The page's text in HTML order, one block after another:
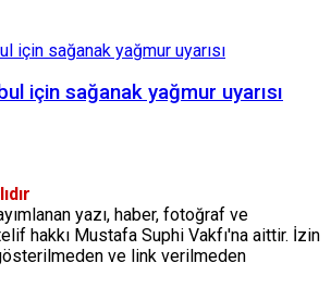
için sağanak yağmur uyarısı
yazı, haber, fotoğraf ve
hakkı Mustafa Suphi Vakfı'na aittir. İzin
ve link verilmeden